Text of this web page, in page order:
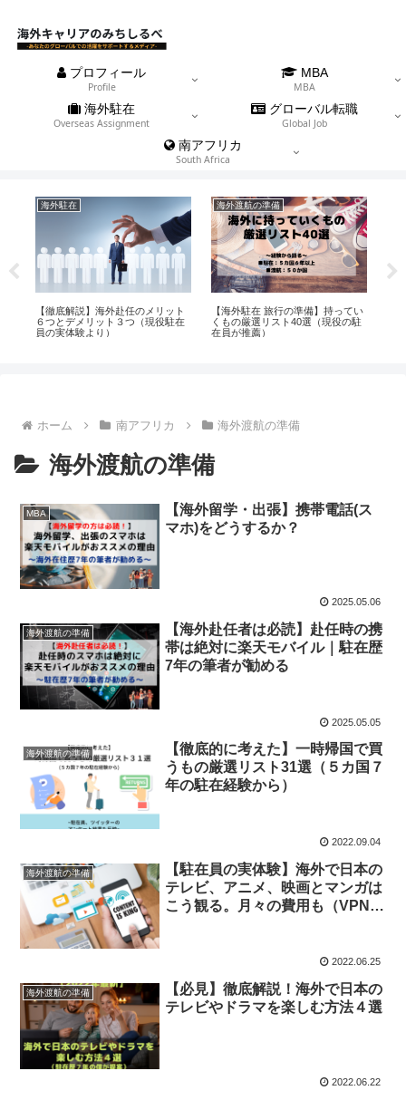
プロフィール
Profile
MBA
MBA
海外駐在
Overseas Assignment
グローバル転職
Global Job
南アフリカ
South Africa
海外駐在
【徹底解説】海外赴任のメリット
６つとデメリット３つ（現役駐在
員の実体験より）
海外渡航の準備
【海外駐在 旅行の準備】持ってい
くもの厳選リスト40選（現役の駐
在員が推薦）
ホーム 南アフリカ 海外渡航の準備
海外渡航の準備
MBA
【海外留学・出張】携帯電話(ス
マホ)をどうするか？
2025.05.06
海外渡航の準備
【海外赴任者は必読】赴任時の携
帯は絶対に楽天モバイル｜駐在歴
7年の筆者が勧める
2025.05.05
海外渡航の準備
【徹底的に考えた】一時帰国で買
うもの厳選リスト31選（５カ国７
年の駐在経験から）
2022.09.04
海外渡航の準備
【駐在員の実体験】海外で日本の
テレビ、アニメ、映画とマンガは
こう観る。月々の費用も（VPN必
2022.06.25
海外渡航の準備
【必見】徹底解説！海外で日本の
テレビやドラマを楽しむ方法４選
2022.06.22